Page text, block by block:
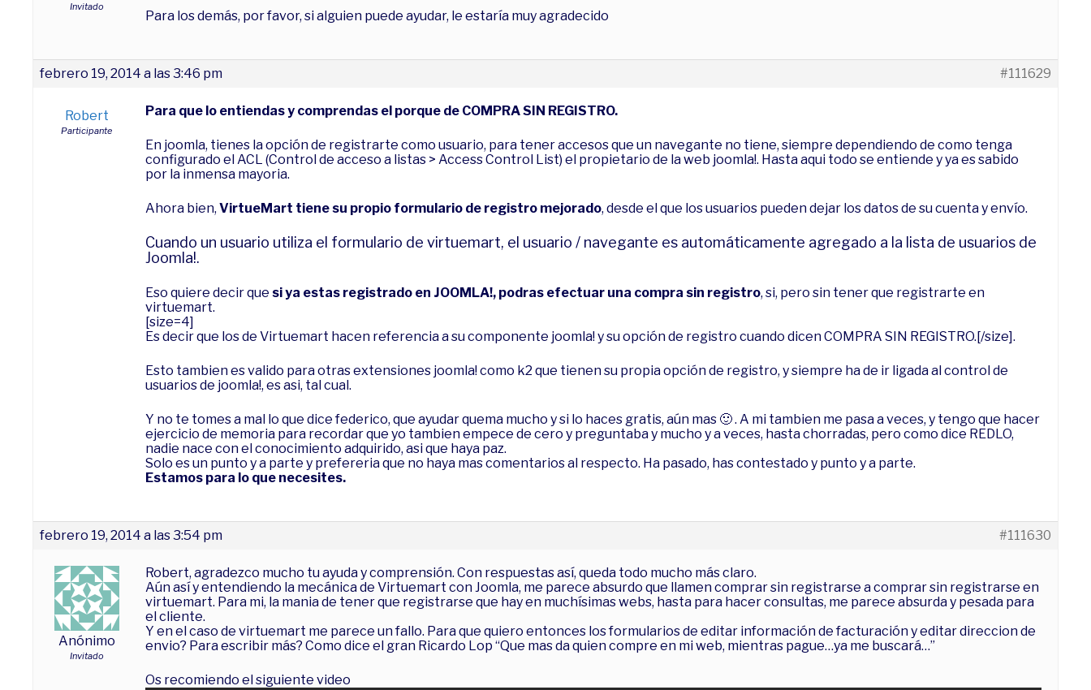
Invitado
Para los demás, por favor, si alguien puede ayudar, le estaría muy agradecido
febrero 19, 2014 a las 3:46 pm #111629
Robert
Participante
Para que lo entiendas y comprendas el porque de COMPRA SIN REGISTRO.
En joomla, tienes la opción de registrarte como usuario, para tener accesos que un navegante no tiene, siempre dependiendo de como tenga
configurado el ACL (Control de acceso a listas > Access Control List) el propietario de la web joomla!. Hasta aqui todo se entiende y ya es sabido
por la inmensa mayoria.
Ahora bien, VirtueMart tiene su propio formulario de registro mejorado, desde el que los usuarios pueden dejar los datos de su cuenta y envío.
Cuando un usuario utiliza el formulario de virtuemart, el usuario / navegante es automáticamente agregado a la lista de usuarios de
Joomla!.
Eso quiere decir que si ya estas registrado en JOOMLA!, podras efectuar una compra sin registro, si, pero sin tener que registrarte en
virtuemart.
[size=4]
Es decir que los de Virtuemart hacen referencia a su componente joomla! y su opción de registro cuando dicen COMPRA SIN REGISTRO.[/size].
Esto tambien es valido para otras extensiones joomla! como k2 que tienen su propia opción de registro, y siempre ha de ir ligada al control de
usuarios de joomla!, es asi, tal cual.
Y no te tomes a mal lo que dice federico, que ayudar quema mucho y si lo haces gratis, aún mas 🙂 . A mi tambien me pasa a veces, y tengo que hacer
ejercicio de memoria para recordar que yo tambien empece de cero y preguntaba y mucho y a veces, hasta chorradas, pero como dice REDLO,
nadie nace con el conocimiento adquirido, asi que haya paz.
Solo es un punto y a parte y prefereria que no haya mas comentarios al respecto. Ha pasado, has contestado y punto y a parte.
Estamos para lo que necesites.
febrero 19, 2014 a las 3:54 pm #111630
Anónimo
Invitado
Robert, agradezco mucho tu ayuda y comprensión. Con respuestas así, queda todo mucho más claro.
Aún así y entendiendo la mecánica de Virtuemart con Joomla, me parece absurdo que llamen comprar sin registrarse a comprar sin registrarse en
virtuemart. Para mi, la mania de tener que registrarse que hay en muchísimas webs, hasta para hacer consultas, me parece absurda y pesada para
el cliente.
Y en el caso de virtuemart me parece un fallo. Para que quiero entonces los formularios de editar información de facturación y editar direccion de
envio? Para escribir más? Como dice el gran Ricardo Lop “Que mas da quien compre en mi web, mientras pague…ya me buscará…”
Os recomiendo el siguiente video